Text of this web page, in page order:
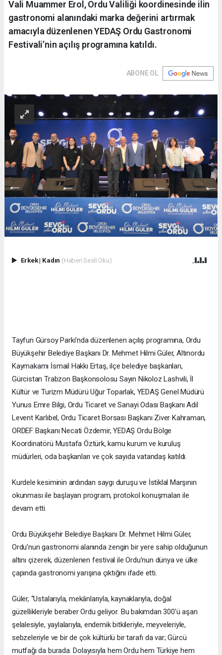
Vali Muammer Erol, Ordu Valiliği koordinesinde ilin
gastronomi alanındaki marka değerini artırmak
amacıyla düzenlenen YEDAŞ Ordu Gastronomi
Festivali’nin açılış programına katıldı.
ABONE OL
Erkek| Kadın (Haberi Sesli Oku)
Tayfun Gürsoy Parkı’nda düzenlenen açılış programına, Ordu
Büyükşehir Belediye Başkanı Dr. Mehmet Hilmi Güler, Altınordu
Kaymakamı İsmail Hakkı Ertaş, ilçe belediye başkanları,
Gürcistan Trabzon Başkonsolosu Sayın Nikoloz Lashvili, İl
Kültür ve Turizm Müdürü Uğur Toparlak, YEDAŞ Genel Müdürü
Yunus Emre Bilgi, Ordu Ticaret ve Sanayi Odası Başkanı Adil
Levent Karlıbel, Ordu Ticaret Borsası Başkanı Ziver Kahraman,
ORDEF Başkanı Necati Özdemir, YEDAŞ Ordu Bölge
Koordinatörü Mustafa Öztürk, kamu kurum ve kuruluş
müdürleri, oda başkanları ve çok sayıda vatandaş katıldı.
Kurdele kesiminin ardından saygı duruşu ve İstiklal Marşının
okunması ile başlayan program, protokol konuşmaları ile
devam etti.
Ordu Büyükşehir Belediye Başkanı Dr. Mehmet Hilmi Güler,
Ordu’nun gastronomi alanında zengin bir yere sahip olduğunun
altını çizerek, düzenlenen festival ile Ordu’nun dünya ve ülke
çapında gastronomi yarışına çıktığını ifade etti.
Güler, “Ustalarıyla, mekânlarıyla, kaynaklarıyla, doğal
güzellikleriyle beraber Ordu geliyor. Bu bakımdan 300'ü aşan
şelalesiyle, yaylalarıyla, endemik bitkileriyle, meyveleriyle,
sebzeleriyle ve bir de çok kültürlü bir tarafı da var; Gürcü
mutfağı da burada. Dolayısıyla hem Ordu hem Türkiye hem